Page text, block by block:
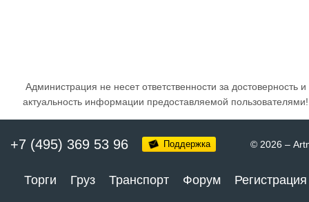
Администрация не несет ответственности за достоверность и
актуальность информации предоставляемой пользователями!
+7 (495) 369 53 96 Поддержка © 2026 –
Торги Груз Транспорт Форум Регистрация